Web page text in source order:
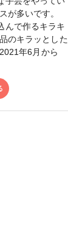
が多いです。
んで作るキラキ
のキラッとした
年6月から